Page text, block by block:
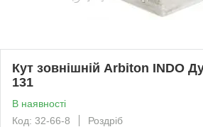
Кут зовнішній Arbiton INDO
131
В наявності
Код: 32-66-8
Роздріб